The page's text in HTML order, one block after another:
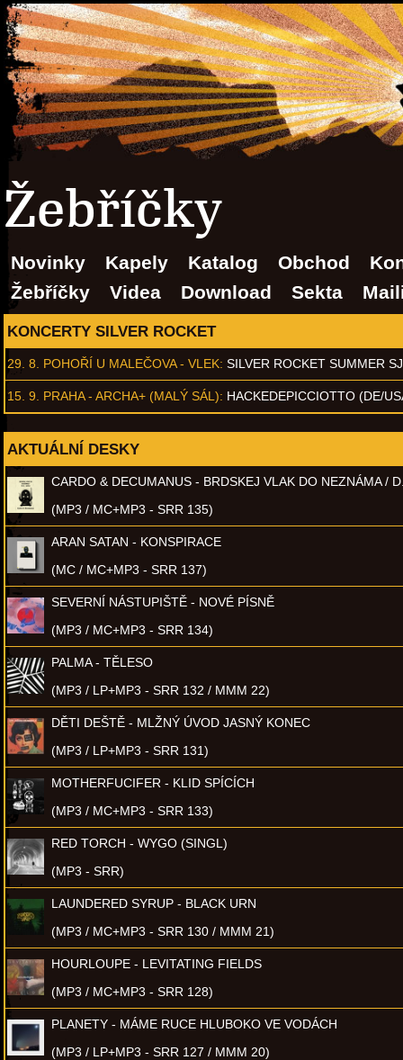
Žebříčky
Novinky Kapely Katalog Obchod
Žebříčky
Videa Download Sekta
KONCERTY SILVER ROCKET
29. 8. POHOŘÍ U MALEČOVA - VLEK: SILVER ROCKET SUMMER
15. 9. PRAHA - ARCHA+ (MALÝ SÁL): HACKEDEPICCIOTTO (DE/
AKTUÁLNÍ DESKY
CARDO & DECUMANUS - BRDSKEJ VLAK DO NEZNÁMA /
(MP3 / MC+MP3 - SRR 135)
ARAN SATAN - KONSPIRACE
(MC / MC+MP3 - SRR 137)
SEVERNÍ NÁSTUPIŠTĚ - NOVÉ PÍSNĚ
(MP3 / MC+MP3 - SRR 134)
PALMA - TĚLESO
(MP3 / LP+MP3 - SRR 132 / MMM 22)
DĚTI DEŠTĚ - MLŽNÝ ÚVOD JASNÝ KONEC
(MP3 / LP+MP3 - SRR 131)
MOTHERFUCIFER - KLID SPÍCÍCH
(MP3 / MC+MP3 - SRR 133)
RED TORCH - WYGO (SINGL)
(MP3 - SRR)
LAUNDERED SYRUP - BLACK URN
(MP3 / MC+MP3 - SRR 130 / MMM 21)
HOURLOUPE - LEVITATING FIELDS
(MP3 / MC+MP3 - SRR 128)
PLANETY - MÁME RUCE HLUBOKO VE VODÁCH
(MP3 / LP+MP3 - SRR 127 / MMM 20)